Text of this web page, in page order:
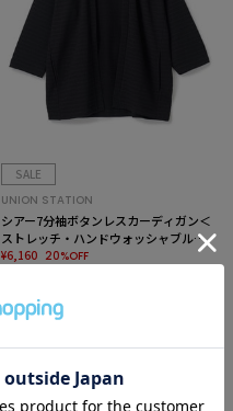
SALE
UNION STATION
シアー7分袖ボタンレスカーディガン＜
ストレッチ・ハンドウォッシャブル・
接触冷感・通気性＞
¥6,160 20%OFF